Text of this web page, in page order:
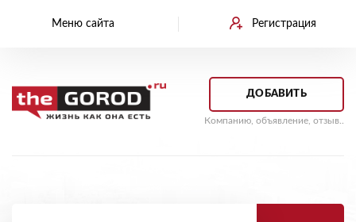
Меню сайта Регистрация
ДОБАВИТЬ
Компанию, объявление, отзыв..